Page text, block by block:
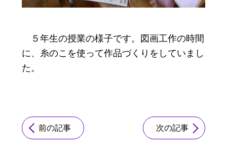
５年生の授業の様子です。図画工作の時間
に、糸のこを使って作品づくりをしていまし
た。
前の記事 次の記事